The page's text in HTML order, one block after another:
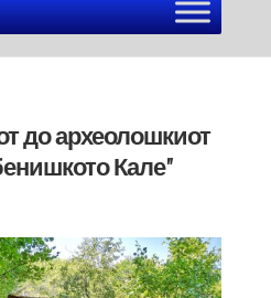
до археолошкиот
Кале”